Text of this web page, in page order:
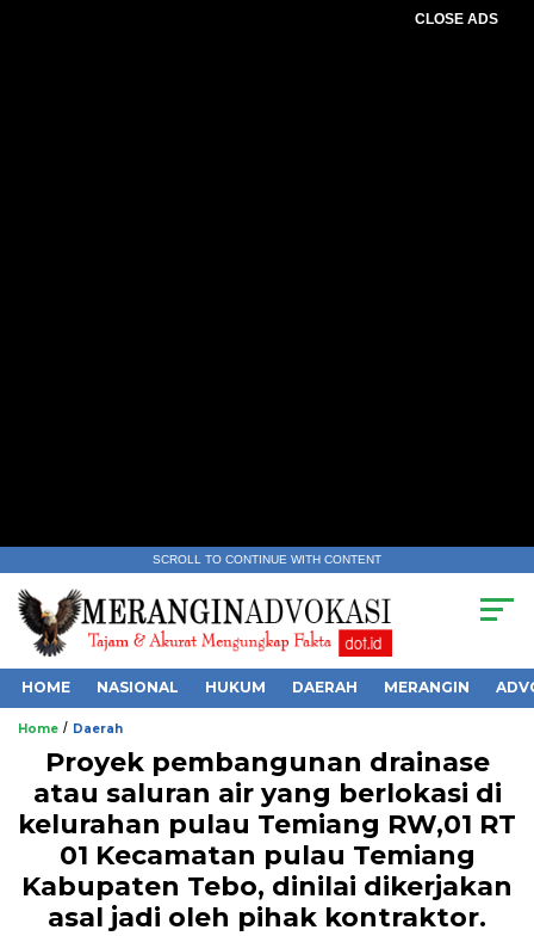
CLOSE ADS
SCROLL TO CONTINUE WITH CONTENT
HOME NASIONAL HUKUM DAERAH MERANGIN
Home / Daerah
Proyek pembangunan drainase
atau saluran air yang berlokasi di
kelurahan pulau Temiang RW,01 RT
01 Kecamatan pulau Temiang
Kabupaten Tebo, dinilai dikerjakan
asal jadi oleh pihak kontraktor.